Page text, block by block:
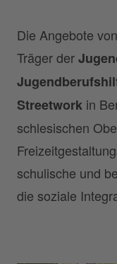
Die Angebote
Träger der
Streetwork in
schlesischen
schulische und
die soziale